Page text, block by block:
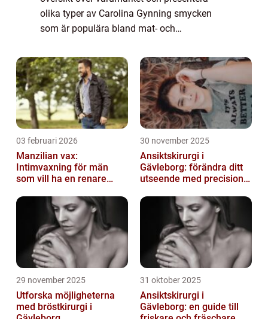
olika typer av Carolina Gynning smycken
som är populära bland mat- och
diskutera skillnaderna mellan olika smycken
och hur de har u...
03 februari 2026
Manzilian vax:
Intimvaxning för män
som vill ha en renare
30 november 2025
Ansiktskirurgi i
Gävleborg: förändra ditt
utseende med precision
29 november 2025
Utforska möjligheterna
med bröstkirurgi i
31 oktober 2025
Ansiktskirurgi i
Gävleborg: en guide till